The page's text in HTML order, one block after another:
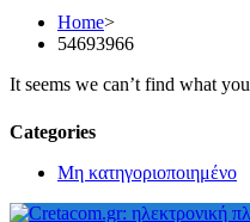
Home>
54693966
It seems we can’t find what
Categories
Μη κατηγοριοποιημένο